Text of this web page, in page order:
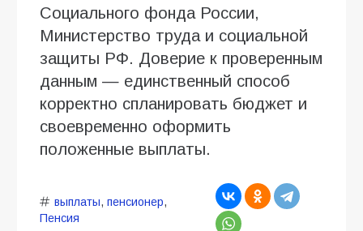
Социального фонда России,
Министерство труда и социальной
защиты РФ. Доверие к проверенным
данным — единственный способ
корректно спланировать бюджет и
своевременно оформить
положенные выплаты.
выплаты, пенсионер,
Пенсия